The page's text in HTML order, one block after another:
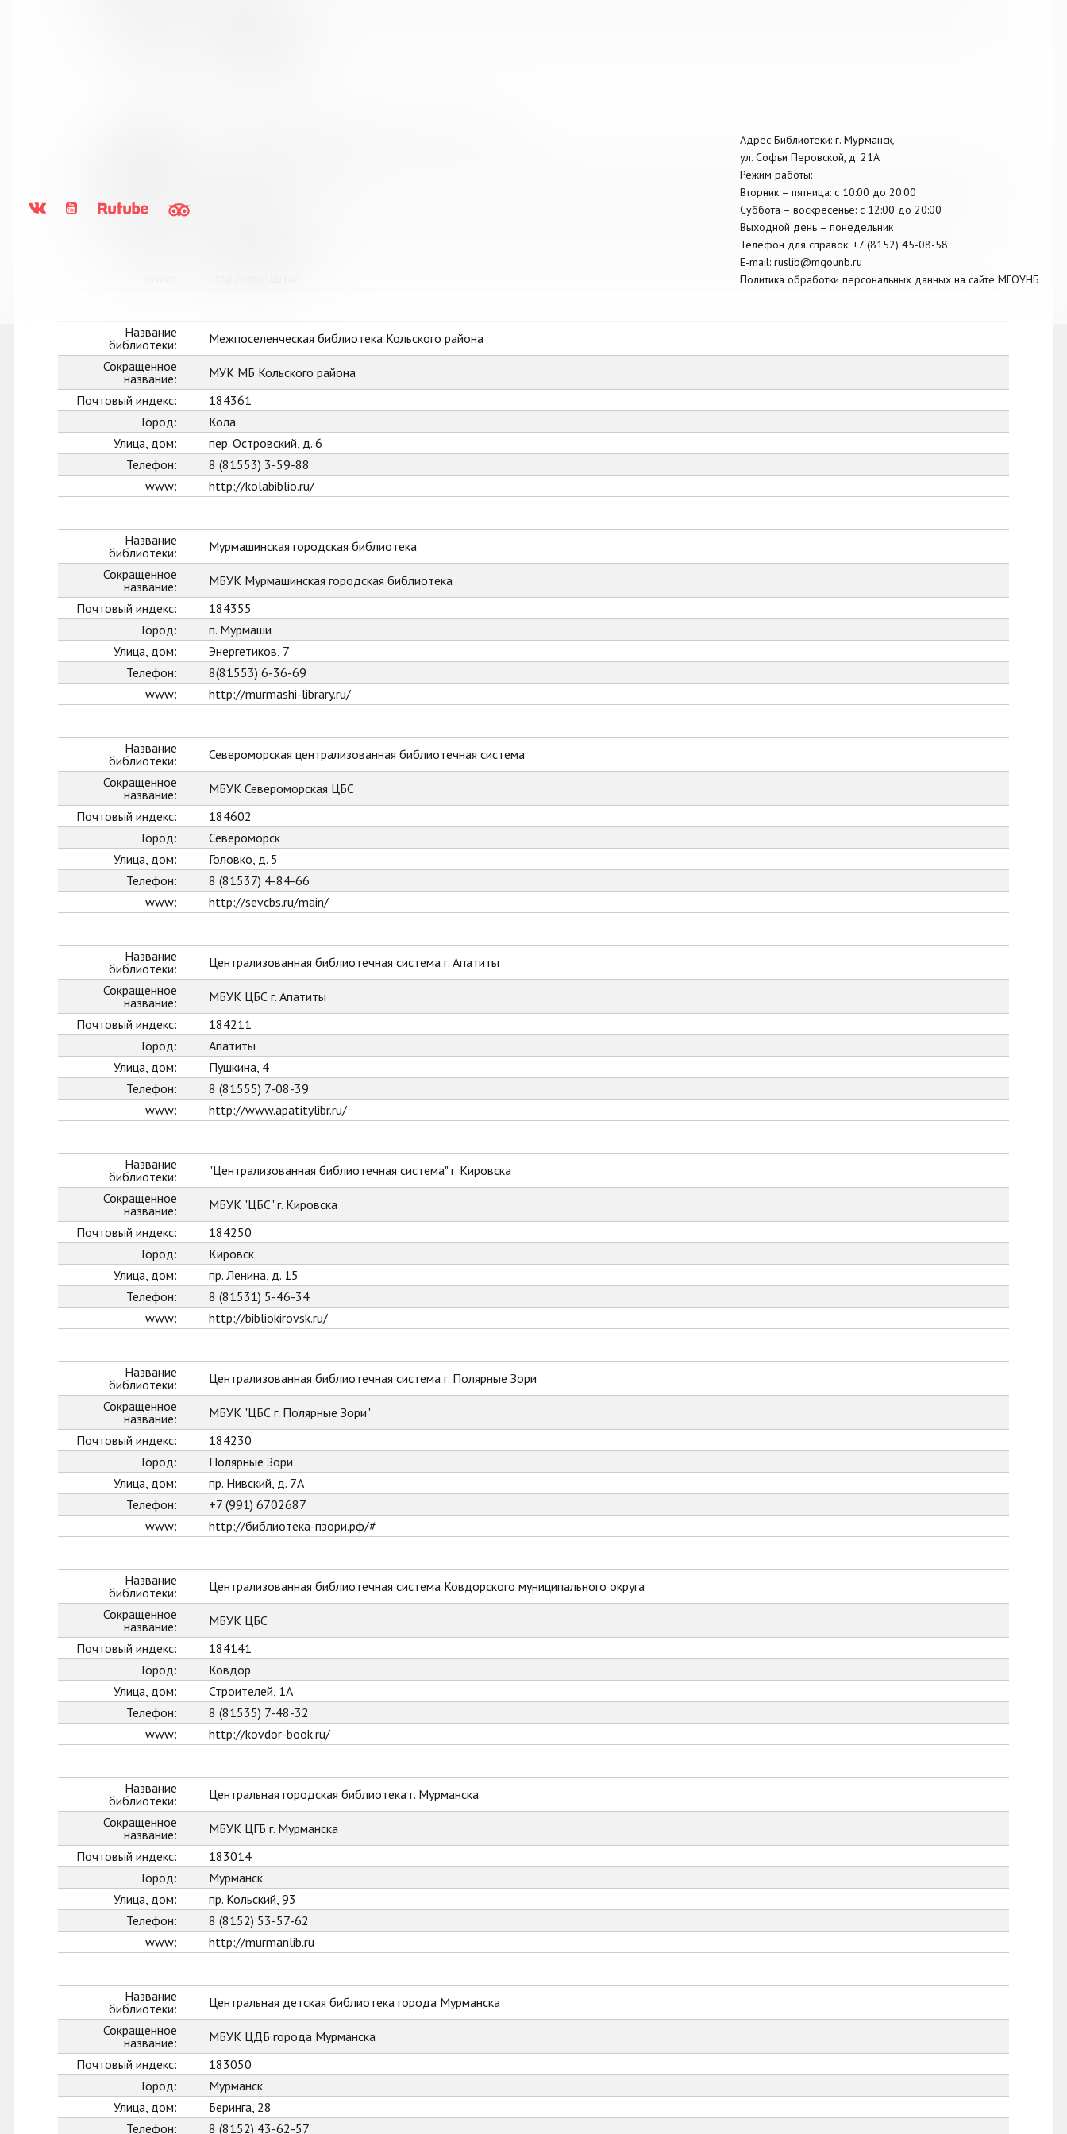
Адрес Библиотеки: г. Мурманск,
ул. Софьи Перовской, д. 21А
Режим работы:
Вторник – пятница: с 10:00 до 20:00
Суббота – воскресенье: c 12:00 до 20:00
Выходной день – понедельник
Телефон для справок: +7 (8152) 45-08-58
E-mail: ruslib@mgounb.ru
Политика обработки персональных данных на сайте МГОУНБ
Город:
Название
библиотеки:
Межпоселенческая библиотека Кольского района
Сокращенное
название:
МУК МБ Кольского района
Почтовый индекс:
184361
Город:
Кола
Улица, дом:
пер. Островский, д. 6
Телефон:
8 (81553) 3-59-88
www:
http://kolabiblio.ru/
Название
библиотеки:
Мурмашинская городская библиотека
Сокращенное
название:
МБУК Мурмашинская городская библиотека
Почтовый индекс:
184355
Город:
п. Мурмаши
Улица, дом:
Энергетиков, 7
Телефон:
8(81553) 6-36-69
www:
http://murmashi-library.ru/
Название
библиотеки:
Североморская централизованная библиотечная система
Сокращенное
название:
МБУК Североморская ЦБС
Почтовый индекс:
184602
Город:
Североморск
Улица, дом:
Головко, д. 5
Телефон:
8 (81537) 4-84-66
www:
http://sevcbs.ru/main/
Название
библиотеки:
Централизованная библиотечная система г. Апатиты
Сокращенное
название:
МБУК ЦБС г. Апатиты
Почтовый индекс:
184211
Город:
Апатиты
Улица, дом:
Пушкина, 4
Телефон:
8 (81555) 7-08-39
www:
http://www.apatitylibr.ru/
Название
библиотеки:
"Централизованная библиотечная система" г. Кировска
Сокращенное
название:
МБУК "ЦБС" г. Кировска
Почтовый индекс:
184250
Город:
Кировск
Улица, дом:
пр. Ленина, д. 15
Телефон:
8 (81531) 5-46-34
www:
http://bibliokirovsk.ru/
Название
библиотеки:
Централизованная библиотечная система г. Полярные Зори
Сокращенное
название:
МБУК "ЦБС г. Полярные Зори"
Почтовый индекс:
184230
Город:
Полярные Зори
Улица, дом:
пр. Нивский, д. 7А
Телефон:
+7 (991) 6702687
www:
http://библиотека-пзори.рф/#
Название
библиотеки:
Централизованная библиотечная система Ковдорского муниципального округа
Сокращенное
название:
МБУК ЦБС
Почтовый индекс:
184141
Город:
Ковдор
Улица, дом:
Строителей, 1А
Телефон:
8 (81535) 7-48-32
www:
http://kovdor-book.ru/
Название
библиотеки:
Центральная городская библиотека г. Мурманска
Сокращенное
название:
МБУК ЦГБ г. Мурманска
Почтовый индекс:
183014
Город:
Мурманск
Улица, дом:
пр. Кольский, 93
Телефон:
8 (8152) 53-57-62
www:
http://murmanlib.ru
Название
библиотеки:
Центральная детская библиотека города Мурманска
Сокращенное
название:
МБУК ЦДБ города Мурманска
Почтовый индекс:
183050
Город:
Мурманск
Улица, дом:
Беринга, 28
Телефон:
8 (8152) 43-62-57